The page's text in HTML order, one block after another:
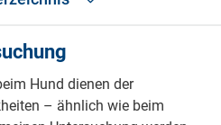
Untersuchung
und Notfälle
Verfahren
Hund dienen der
– ähnlich wie beim